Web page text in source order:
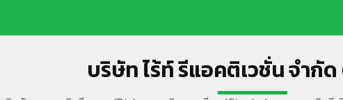
บริษัท ไร้ท์ รีแอคติเวชั่น จำกั